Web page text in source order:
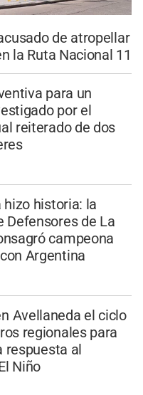
de atropellar
la Ruta Nacional 11
para un
por el
reiterado de dos
hizo historia: la
Defensores de La
campeona
Argentina
Avellaneda el ciclo
regionales para
respuesta al
Niño